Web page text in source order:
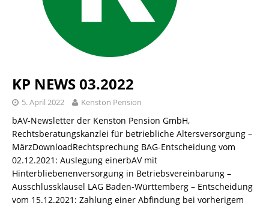
KP NEWS 03.2022
5. April 2022 Kenston Pension
bAV-Newsletter der Kenston Pension GmbH,
Rechtsberatungskanzlei für betriebliche Altersversorgung –
MärzDownloadRechtsprechung BAG-Entscheidung vom
02.12.2021: Auslegung einerbAV mit
Hinterbliebenenversorgung in Betriebsvereinbarung –
Ausschlussklausel LAG Baden-Württemberg – Entscheidung
vom 15.12.2021: Zahlung einer Abfindung bei vorherigem